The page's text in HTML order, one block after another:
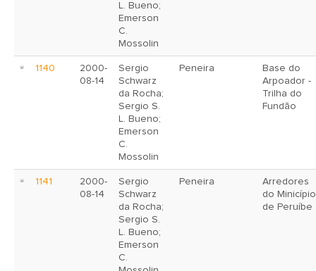
L. Bueno;
Emerson
C.
Mossolin
1140
2000-
08-14
Sergio
Schwarz
da Rocha;
Sergio S.
L. Bueno;
Emerson
C.
Mossolin
Peneira
Base do
Arpoador -
Trilha do
Fundão
1141
2000-
08-14
Sergio
Schwarz
da Rocha;
Sergio S.
L. Bueno;
Emerson
C.
Peneira
Arredores
do Minicípio
de Peruíbe